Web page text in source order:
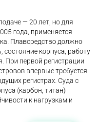
— 20 лет, но для
года, применяется
Плавсредство должно
состояние корпуса, работу
При первой регистрации
впервые требуется
регистрах. Суда с
(карбон, титан)
к нагрузкам и